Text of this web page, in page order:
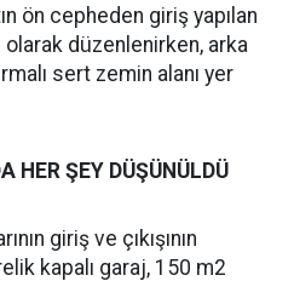
ön cepheden giriş yapılan
düzenlenirken, arka
sert zemin alanı yer
HER ŞEY DÜŞÜNÜLDÜ
giriş ve çıkışının
kapalı garaj, 150 m2